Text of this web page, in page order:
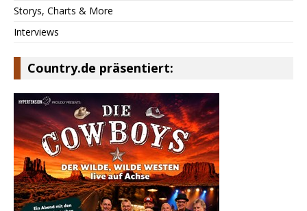
Storys, Charts & More
Interviews
Country.de präsentiert: